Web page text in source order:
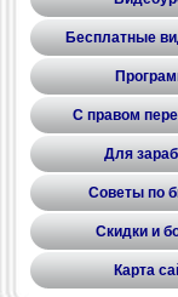
Бесплатные
С правом
Для
Советы по
Скидки и
Карта